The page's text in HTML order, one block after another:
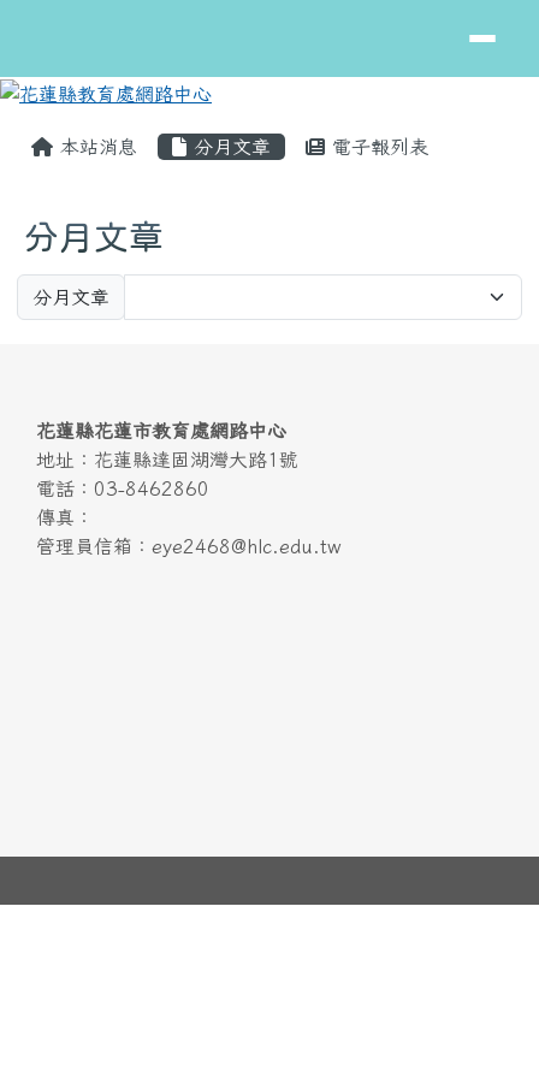
本站消息 分月文章 電子報列表
分月文章
分月文章
Preference
頁尾區域內容
花蓮縣花蓮市教育處網路中心
地址：花蓮縣達固湖灣大路1號
電話：03-8462860
傳真：
管理員信箱：eye2468@hlc.edu.tw